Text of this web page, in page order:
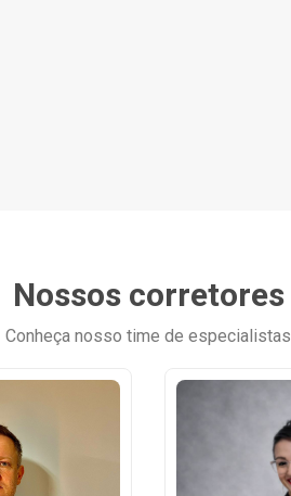
Nossos corretores
Conheça nosso time de especialistas